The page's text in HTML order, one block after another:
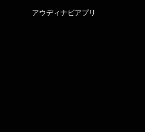
アウディナビアプリ